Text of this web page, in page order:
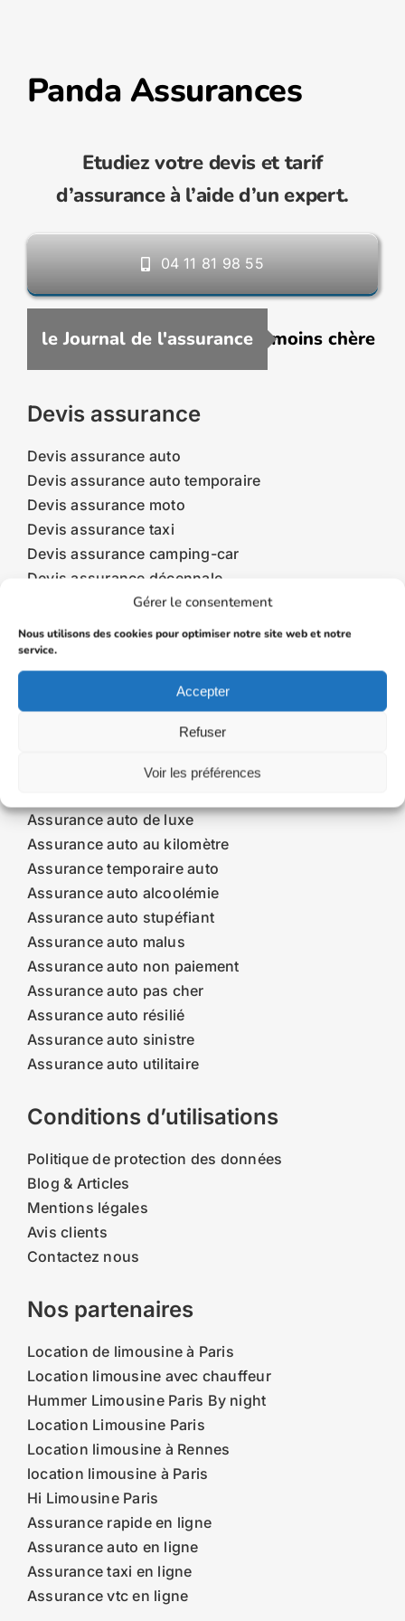
Gérer le consentement
Nous utilisons des cookies pour optimiser notre site web et notre
service.
Accepter
Refuser
Voir les préférences
Panda Assurances
Etudiez votre devis et tarif
d’assurance à l’aide d’un expert.
04 11 81 98 55
le Journal de l'assurance
Souscrire une assurance VTC moins chère en
Devis assurance
Devis assurance auto
Devis assurance auto temporaire
Devis assurance moto
Devis assurance taxi
Devis assurance camping-car
Devis assurance décennale
Devis assurance décès
Devis assurance habitation
Devis assurance obsèques
Devis assurance prêt
Devis assurance scooter
Assurance auto de luxe
Assurance auto au kilomètre
Assurance temporaire auto
Assurance auto alcoolémie
Assurance auto stupéfiant
Assurance auto malus
Assurance auto non paiement
Assurance auto pas cher
Assurance auto résilié
Assurance auto sinistre
Assurance auto utilitaire
Conditions d’utilisations
Politique de protection des données
Blog & Articles
Mentions légales
Avis clients
Contactez nous
Nos partenaires
Location de limousine à Paris
Location limousine avec chauffeur
Hummer Limousine Paris By night
Location Limousine Paris
Location limousine à Rennes
location limousine à Paris
Hi Limousine Paris
Assurance rapide en ligne
Assurance auto en ligne
Assurance taxi en ligne
Assurance vtc en ligne